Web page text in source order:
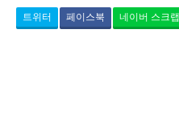
트위터 페이스북 네이버 스크랩